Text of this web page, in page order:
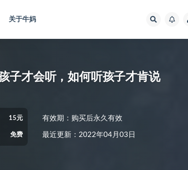
关于牛妈
子才会听，如何听孩子才肯说
15元
免费
有效期：购买后永久有效
最近更新：2022年04月03日